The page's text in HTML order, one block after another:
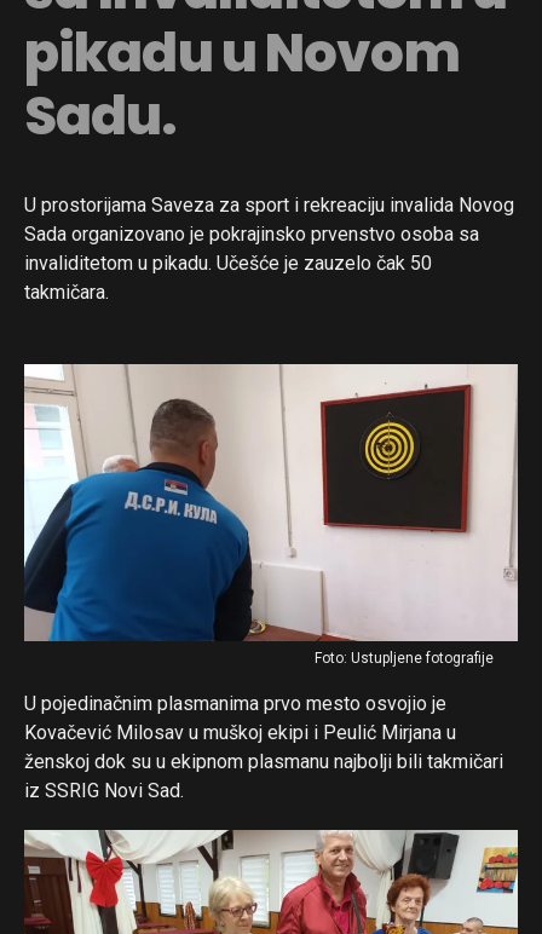
pikadu u Novom
Sadu.
U prostorijama Saveza za sport i rekreaciju invalida Novog
Sada organizovano je pokrajinsko prvenstvo osoba sa
invaliditetom u pikadu. Učešće je zauzelo čak 50
takmičara.
Foto: Ustupljene fotografije
U pojedinačnim plasmanima prvo mesto osvojio je
Kovačević Milosav u muškoj ekipi i Peulić Mirjana u
ženskoj dok su u ekipnom plasmanu najbolji bili takmičari
iz SSRIG Novi Sad.
Flipboard
Pinterest
Whatsapp
Email